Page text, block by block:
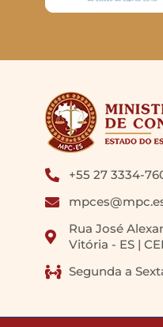
+55 27 3334-
Rua José
Vitória - ES |
Segunda a